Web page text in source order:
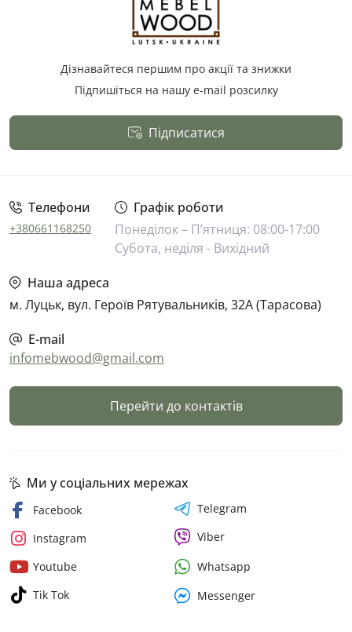
Дізнавайтеся першим про акції та знижки
Підпишіться на нашу e-mail розсилку
Підписатися
Публічна оферта
Телефони
+380661168250
Графік роботи
Понеділок – П’ятниця: 08:00-17:00
Субота, неділя - Вихідний
Наша адреса
м. Луцьк, вул. Героїв Рятувальників, 32А (Тарасова)
E-mail
infomebwood@gmail.com
Перейти до контактів
Ми у соціальних мережах
Facebook
Instagram
Youtube
Tik Tok
Telegram
Viber
Whatsapp
Messenger